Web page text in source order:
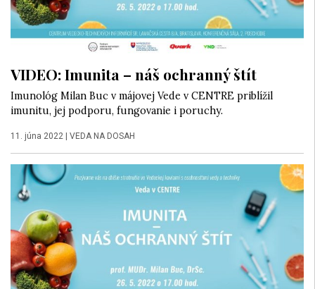
VIDEO: Imunita – náš ochranný štít
Imunológ Milan Buc v májovej Vede v CENTRE priblížil
imunitu, jej podporu, fungovanie i poruchy.
11. júna 2022 | VEDA NA DOSAH